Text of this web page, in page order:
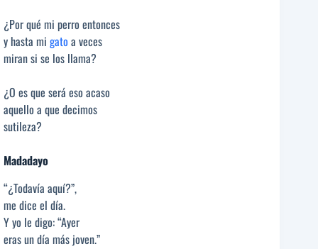
¿Por qué mi perro entonces
y hasta mi gato a veces
miran si se los llama?
¿O es que será eso acaso
aquello a que decimos
sutileza?
Madadayo
“¿Todavía aquí?”,
me dice el día.
Y yo le digo: “Ayer
eras un día más joven.”